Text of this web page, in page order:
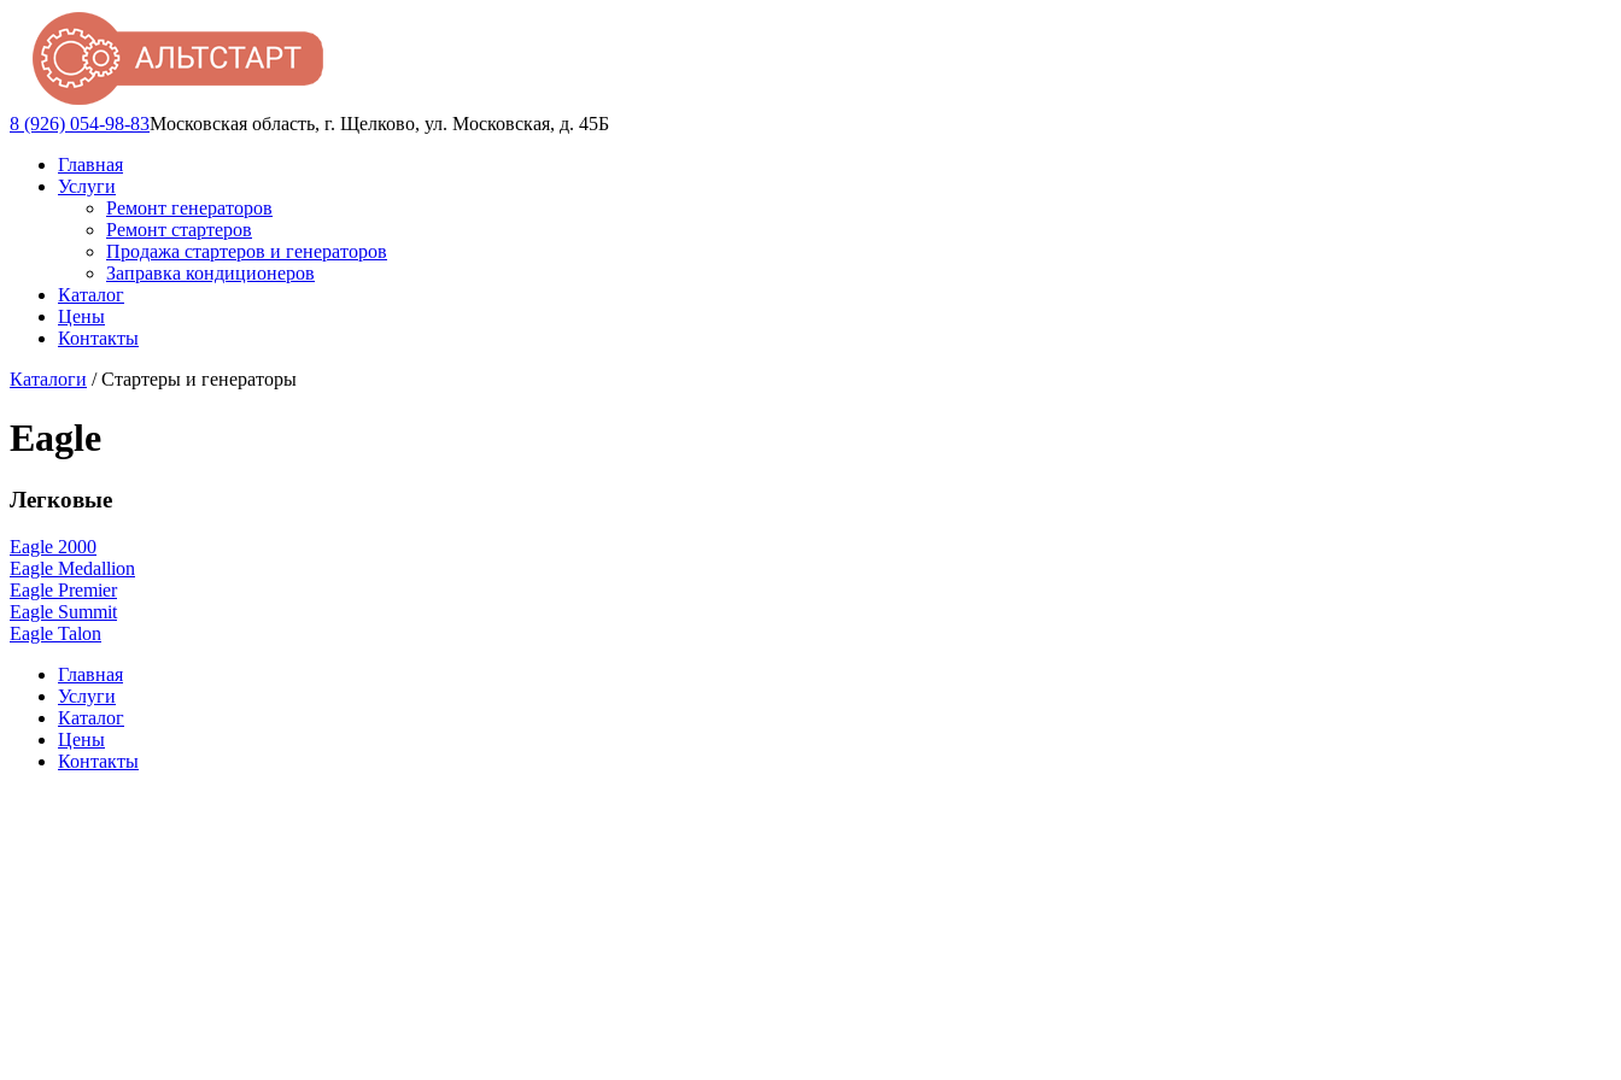
8 (926) 054-98-83Московская область, г. Щелково, ул. Московская, д. 45Б
Главная
Услуги
Ремонт генераторов
Ремонт стартеров
Продажа стартеров и генераторов
Заправка кондиционеров
Каталог
Цены
Контакты
Каталоги / Стартеры и генераторы
Eagle
Легковые
Eagle 2000
Eagle Medallion
Eagle Premier
Eagle Summit
Eagle Talon
Главная
Услуги
Каталог
Цены
Контакты